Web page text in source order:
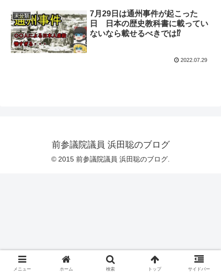
未分類
7月29日は通州事件が起こった
日 日本の歴史教科書に載ってい
ないなら載せるべきでは⁉
2022.07.29
前参議院議員 浜田聡のブログ
© 2015 前参議院議員 浜田聡のブログ.
メニュー ホーム 検索 トップ サイドバー